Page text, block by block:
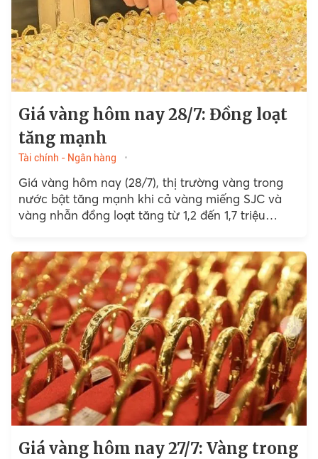
Giá vàng hôm nay 28/7: Đồng loạt
tăng mạnh
Tài chính - Ngân hàng
Giá vàng hôm nay (28/7), thị trường vàng trong
nước bật tăng mạnh khi cả vàng miếng SJC và
vàng nhẫn đồng loạt tăng từ 1,2 đến 1,7 triệu
Giá vàng hôm nay 27/7: Vàng trong